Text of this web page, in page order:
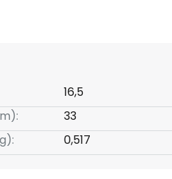
16,5
33
0,517